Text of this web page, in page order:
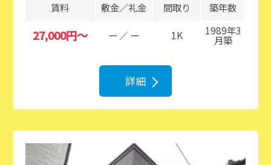
賃料 敷金／礼金 間取り 築年数
27,000円～ ー ／ ー 1K 1989年3
月築
詳細